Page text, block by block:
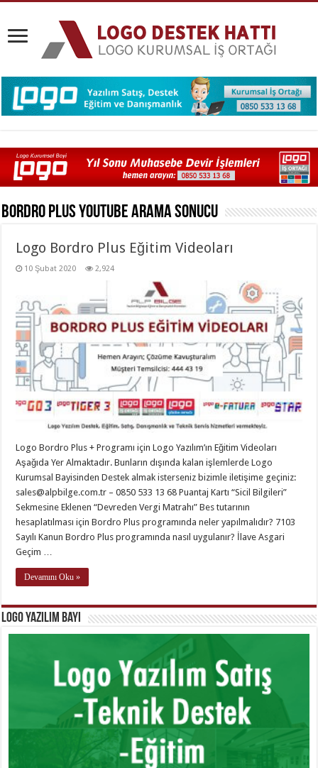
Bordro Plus YoutubeArama Sonucu
Logo Bordro Plus Eğitim Videoları
10 Şubat 2020 2,924
Logo Bordro Plus + Programı için Logo Yazılım’ın Eğitim Videoları
Aşağıda Yer Almaktadır. Bunların dışında kalan işlemlerde Logo
Kurumsal Bayisinden Destek almak isterseniz bizimle iletişime geçiniz:
sales@alpbilge.com.tr – 0850 533 13 68 Puantaj Kartı “Sicil Bilgileri”
Sekmesine Eklenen “Devreden Vergi Matrahı” Bes tutarının
hesaplatılması için Bordro Plus programında neler yapılmalıdır? 7103
Sayılı Kanun Bordro Plus programında nasıl uygulanır? İlave Asgari
Geçim …
Devamını Oku »
Logo Yazılım Bayi